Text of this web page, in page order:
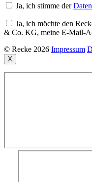
Ja, ich stimme der
Ja, ich möchte den
& Co. KG, meine E-Mail-
© Recke 2026 Impressum
X